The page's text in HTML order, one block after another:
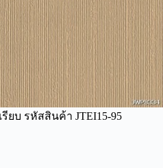
รียบ รหัสสินค้า JTEI15-95